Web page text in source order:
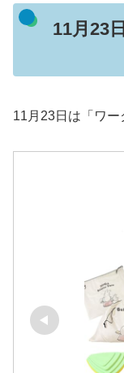
11月23
11月23日は「ワー